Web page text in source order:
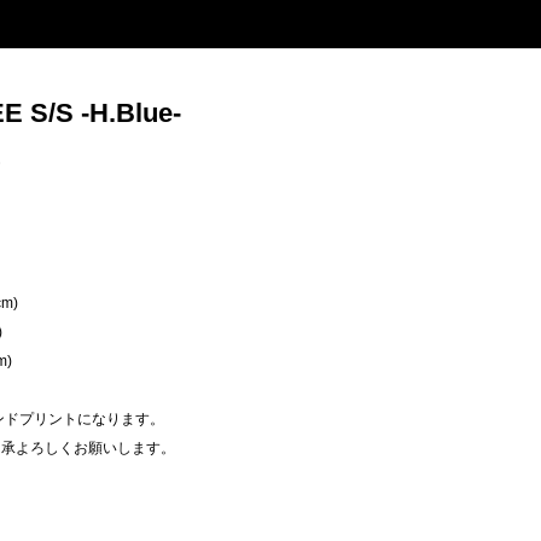
S/S -H.Blue-
プリントになります。
よろしくお願いします。